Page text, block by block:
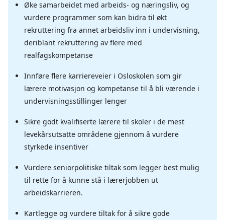
Øke samarbeidet med arbeids- og næringsliv, og
vurdere programmer som kan bidra til økt
rekruttering fra annet arbeidsliv inn i undervisning,
deriblant rekruttering av flere med
realfagskompetanse
Innføre flere karriereveier i Osloskolen som gir
lærere motivasjon og kompetanse til å bli værende i
undervisningsstillinger lenger
Sikre godt kvalifiserte lærere til skoler i de mest
levekårsutsatte områdene gjennom å vurdere
styrkede insentiver
Vurdere seniorpolitiske tiltak som legger best mulig
til rette for å kunne stå i lærerjobben ut
arbeidskarrieren.
Kartlegge og vurdere tiltak for å sikre gode